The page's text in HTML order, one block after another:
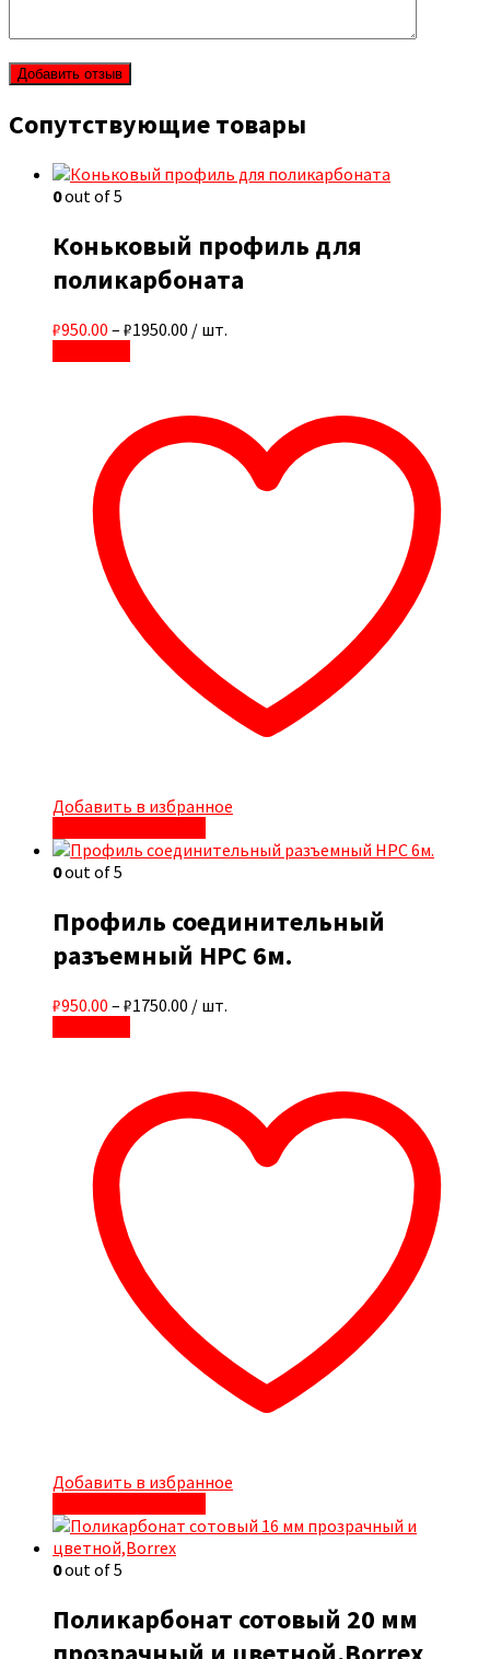
Сопутствующие товары
0out of 5
Коньковый профиль для
поликарбоната
₽950.00 – ₽1950.00 / шт.
Добавить в избранное
0out of 5
Профиль соединительный
разъемный НРС 6м.
₽950.00 – ₽1750.00 / шт.
Добавить в избранное
0out of 5
Поликарбонат сотовый 20 мм